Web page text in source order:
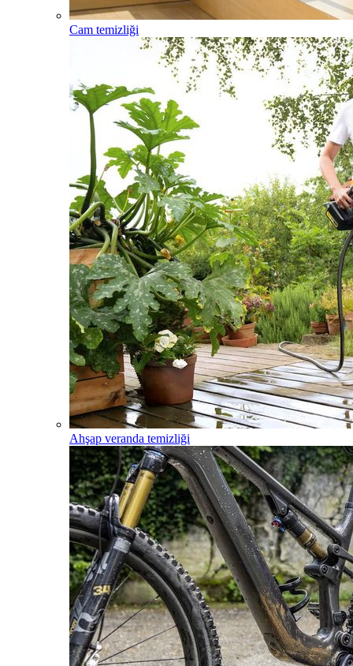
Cam temizliği
Ahşap veranda temizliği